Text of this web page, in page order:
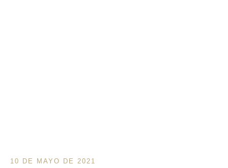
10 DE MAYO DE 2021